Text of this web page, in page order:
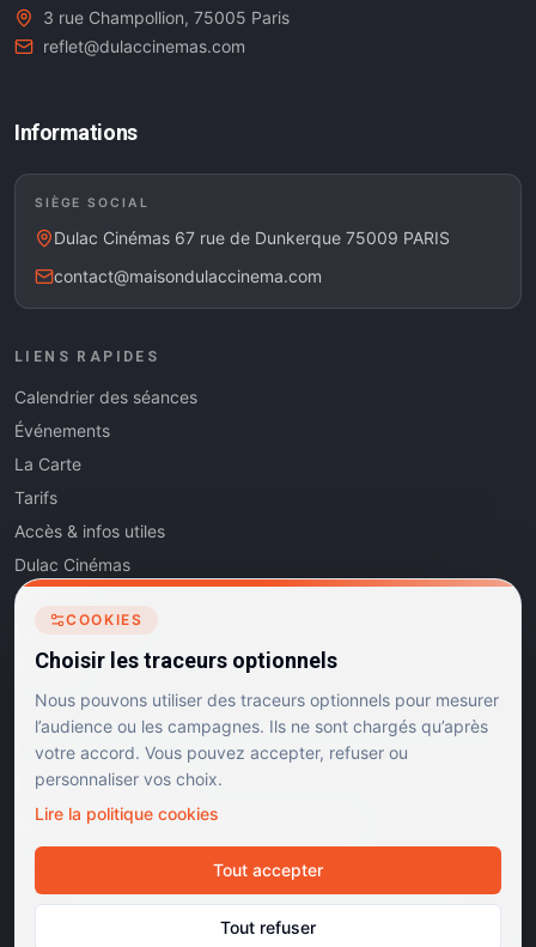
3 rue Champollion, 75005 Paris
reflet@dulaccinemas.com
Informations
SIÈGE SOCIAL
Dulac Cinémas 67 rue de Dunkerque 75009 PARIS
contact@maisondulaccinema.com
LIENS RAPIDES
Calendrier des séances
Événements
La Carte
Tarifs
Accès & infos utiles
Dulac Cinémas
Cinéma5
Les Dits de l'Art
Contact
RÉSEAUX SOCIAUX
Instagram Facebook Linkedin
Dulac Cinémas. Tous droits réservés.
COOKIES
Choisir les traceurs optionnels
Nous pouvons utiliser des traceurs optionnels pour mesurer
l’audience ou les campagnes. Ils ne sont chargés qu’après
votre accord. Vous pouvez accepter, refuser ou
personnaliser vos choix.
Lire la politique cookies
Tout accepter
Tout refuser